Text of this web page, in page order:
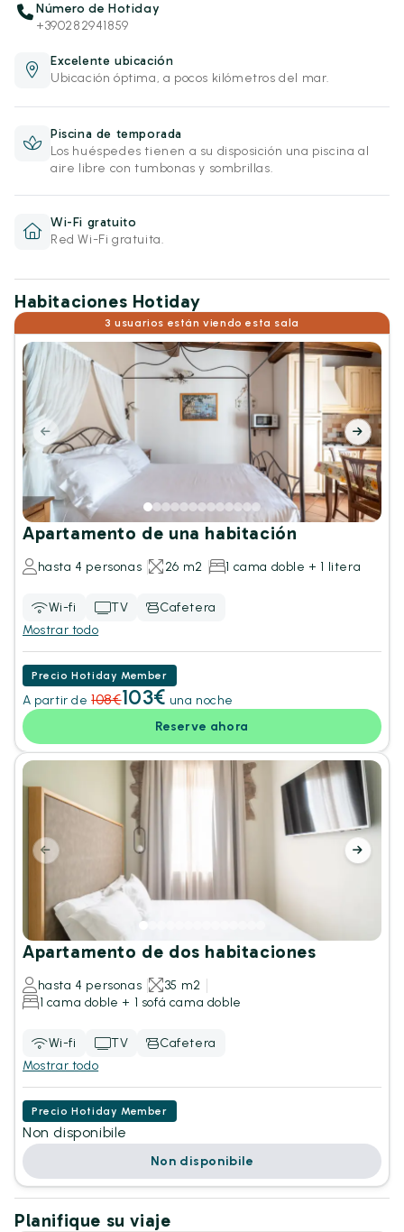
Número de Hotiday
+390282941859
Excelente ubicación
Ubicación óptima, a pocos kilómetros del mar.
Piscina de temporada
Los huéspedes tienen a su disposición una piscina al
aire libre con tumbonas y sombrillas.
Wi-Fi gratuito
Red Wi-Fi gratuita.
Habitaciones Hotiday
3 usuarios están viendo esta sala
Apartamento de una habitación
hasta 4 personas 26 m2 1 cama doble + 1 litera
Wi-fi TV
Cafetera
Mostrar todo
Precio Hotiday Member
A partir de 108€103€ una noche
Reserve ahora
Apartamento de dos habitaciones
hasta 4 personas
35 m2
1 cama doble + 1 sofá cama doble
Wi-fi TV
Cafetera
Mostrar todo
Precio Hotiday Member
Non disponibile
Non disponibile
Planifique su viaje